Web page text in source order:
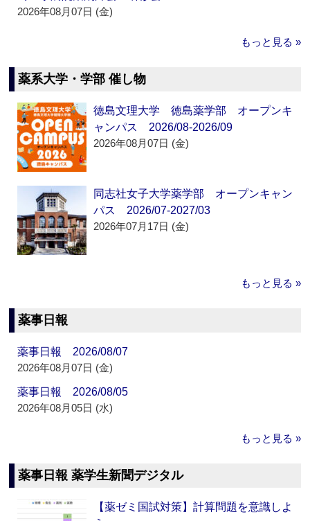
2026年08月07日 (金)
もっと見る »
薬系大学・学部 催し物
徳島文理大学 徳島薬学部 オープンキ
ャンパス 2026/08-2026/09
2026年08月07日 (金)
同志社女子大学薬学部 オープンキャン
パス 2026/07-2027/03
2026年07月17日 (金)
もっと見る »
薬事日報
薬事日報 2026/08/07
2026年08月07日 (金)
薬事日報 2026/08/05
2026年08月05日 (水)
もっと見る »
薬事日報 薬学生新聞デジタル
【薬ゼミ国試対策】計算問題を意識しよ